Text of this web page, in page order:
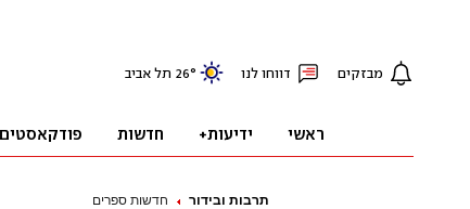
תרבות ובידור חדשות ספרים